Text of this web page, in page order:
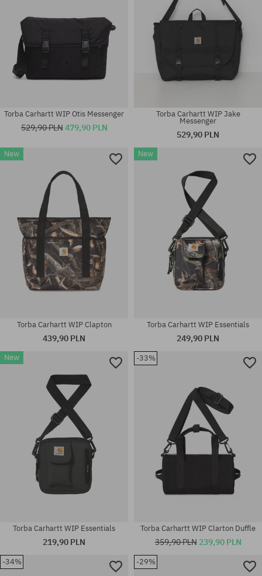
rozmiar uniwersalny rozmiar uniwersalny
rozmiar uniwersalny
Torba Carhartt WIP Otis Messenger
529,90 PLN479,90 PLN
Torba Carhartt WIP Jake
Messenger
529,90 PLN
New
Torba Carhartt WIP Clapton
439,90 PLN
New
Torba Carhartt WIP Essentials
249,90 PLN
New
Torba Carhartt WIP Essentials
219,90 PLN
-33%
Torba Carhartt WIP Clarton Duffle
359,90 PLN 239,90 PLN
-34% -29%